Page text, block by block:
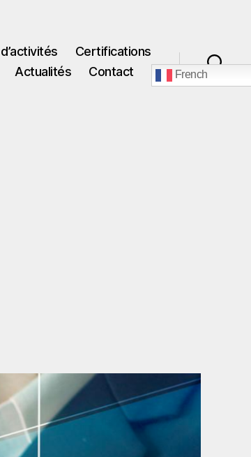
Certifications
Actualités
Contact FrenchRecherche